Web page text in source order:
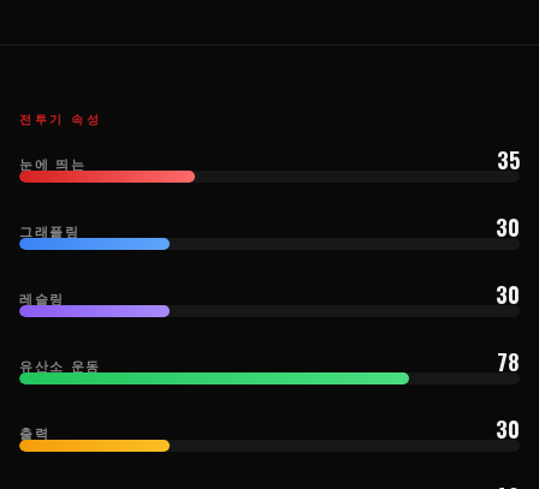
전투기 속성
눈에 띄는 35
그래플링 30
레슬링 30
유산소 운동 78
출력 30